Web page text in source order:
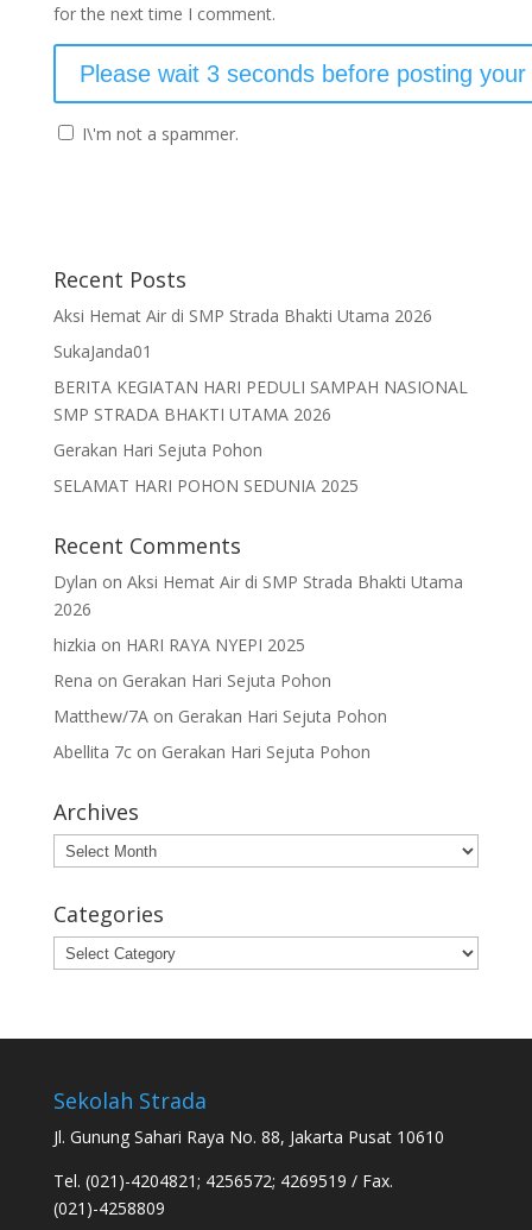
for the next time I comment.
I\'m not a spammer.
Recent Posts
Aksi Hemat Air di SMP Strada Bhakti Utama 2026
SukaJanda01
BERITA KEGIATAN HARI PEDULI SAMPAH NASIONAL
SMP STRADA BHAKTI UTAMA 2026
Gerakan Hari Sejuta Pohon
SELAMAT HARI POHON SEDUNIA 2025
Recent Comments
Dylan on Aksi Hemat Air di SMP Strada Bhakti Utama
2026
hizkia on HARI RAYA NYEPI 2025
Rena on Gerakan Hari Sejuta Pohon
Matthew/7Aon Gerakan Hari Sejuta Pohon
Abellita 7con Gerakan Hari Sejuta Pohon
Archives
Archives
Categories
Categories
Sekolah Strada
Jl. Gunung Sahari Raya No. 88, Jakarta Pusat 10610
Tel. (021)-4204821; 4256572; 4269519 / Fax.
(021)-4258809